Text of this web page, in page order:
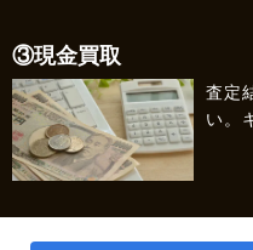
③現金買取
査定
い。